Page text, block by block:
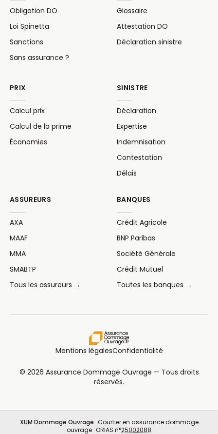
Obligation DO
Loi Spinetta
Sanctions
Sans assurance ?
Glossaire
Attestation DO
Déclaration sinistre
PRIX
Calcul prix
Calcul de la prime
Économies
SINISTRE
Déclaration
Expertise
Indemnisation
Contestation
Délais
ASSUREURS
AXA
MAAF
MMA
SMABTP
Tous les assureurs →
BANQUES
Crédit Agricole
BNP Paribas
Société Générale
Crédit Mutuel
Toutes les banques →
Mentions légalesConfidentialité
© 2026 Assurance Dommage Ouvrage — Tous droits
réservés.
XUM Dommage Ouvrage · Courtier en assurance dommage
ouvrage · ORIAS n°25002088